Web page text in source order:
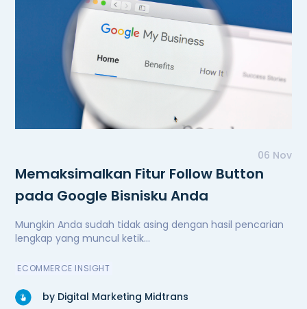
06 Nov
Memaksimalkan Fitur Follow Button
pada Google Bisnisku Anda
Mungkin Anda sudah tidak asing dengan hasil pencarian
lengkap yang muncul ketik...
ECOMMERCE INSIGHT
by Digital Marketing Midtrans